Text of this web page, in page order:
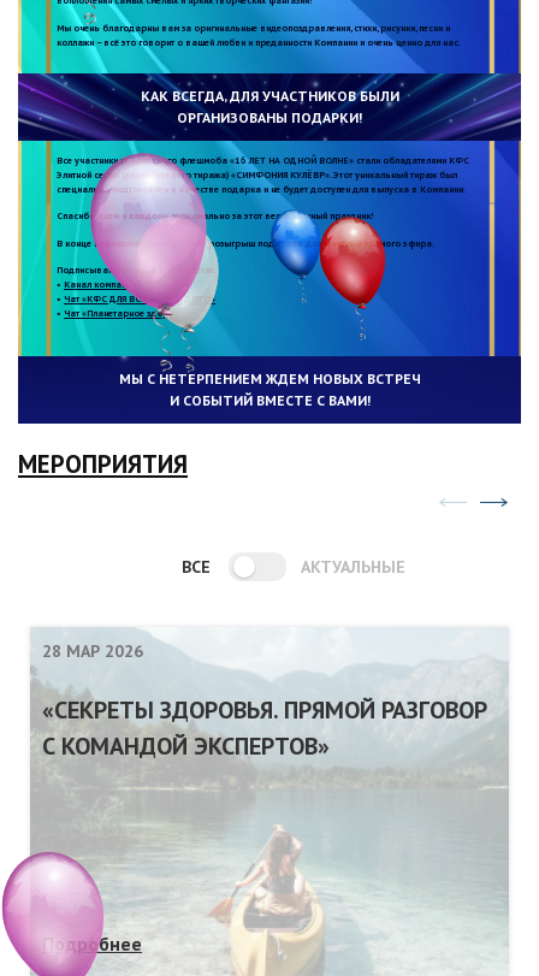
Мы очень благодарны вам за оригинальные видеопоздравления, стихи, рисунки, песни и
коллажи – всё это говорит о вашей любви и преданности Компании и очень ценно для нас.
КАК ВСЕГДА, ДЛЯ УЧАСТНИКОВ БЫЛИ
ОРГАНИЗОВАНЫ ПОДАРКИ!
Все участники творческого флешмоба «16 ЛЕТ НА ОДНОЙ ВОЛНЕ» стали обладателями КФС
Элитной серии (эксклюзивного тиража) «СИМФОНИЯ КУЛЁВР». Этот уникальный тираж был
специально подготовлен в качестве подарка и не будет доступен для выпуска в Компании.
Спасибо всем и каждому персонально за этот великолепный праздник!
В конце мероприятия мы провели розыгрыш подарков для зрителей прямого эфира.
Подписывайтесь на нас в соцсетях:
•Канал компании в Телеграм
•Чат «КФС ДЛЯ ВСЕХ И КАЖДОГО»
•Чат «Планетарное здоровье»
МЫ С НЕТЕРПЕНИЕМ ЖДЕМ НОВЫХ ВСТРЕЧ
И СОБЫТИЙ ВМЕСТЕ С ВАМИ!
МЕРОПРИЯТИЯ
ВСЕ АКТУАЛЬНЫЕ
28 МАР 2026
«СЕКРЕТЫ ЗДОРОВЬЯ. ПРЯМОЙ РАЗГОВОР
С КОМАНДОЙ ЭКСПЕРТОВ»
Подробнее